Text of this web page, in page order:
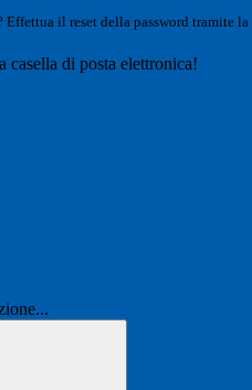
Effettua il reset della password tramite la
casella di posta elettronica!